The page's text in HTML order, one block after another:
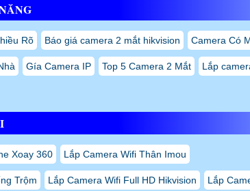
Rõ Báo giá camera 2 mắt hikvision Camera Có
Gía Camera IP Top 5 Camera 2 Mắt Lắp
Xoay 360 Lắp Camera Wifi Thân Imou
Trộm Lắp Camera Wifi Full HD Hikvision Lắp